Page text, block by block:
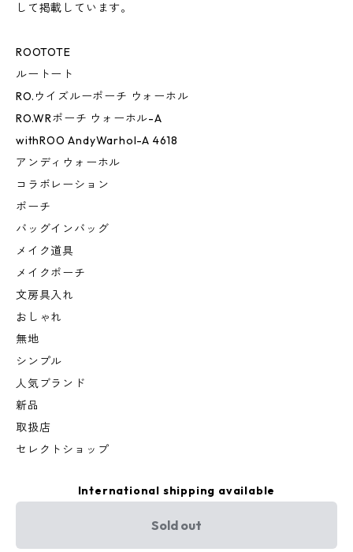
して掲載しています。
ROOTOTE
ルートート
RO.ウイズルーポーチ ウォーホル
RO.WRポーチ ウォーホル-A
withROO AndyWarhol-A 4618
アンディウォーホル
コラボレーション
ポーチ
バッグインバッグ
メイク道具
メイクポーチ
文房具入れ
おしゃれ
無地
シンプル
人気ブランド
新品
取扱店
セレクトショップ
International shipping available
Sold out